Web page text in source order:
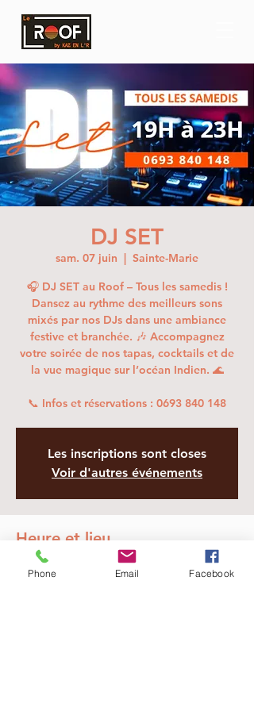
DJ SET
sam. 07 juin
  |
Sainte-Marie
🎧 DJ SET au Roof – Tous les samedis !
Dansez au rythme des meilleurs sons
mixés par nos DJs dans une ambiance
festive et branchée. 🎶 Accompagnez
votre soirée de nos tapas, cocktails et de
la vue magique sur l’océan Indien. 🌊
📞 Infos et réservations : 0693 840 148
Les inscriptions sont closes
Voir d'autres événements
Heure et lieu
07 juin 2025, 19:00 – 23:00
Phone Email Facebook